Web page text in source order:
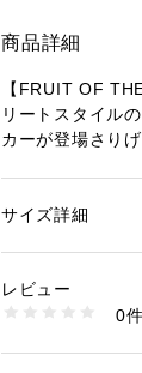
商品詳細
【FRUIT OF
リートスタイル
カーが登場さり
います。
性別：メンズ
商品番号：
04499820307 （シ
サイズ詳細
レビュー
0件